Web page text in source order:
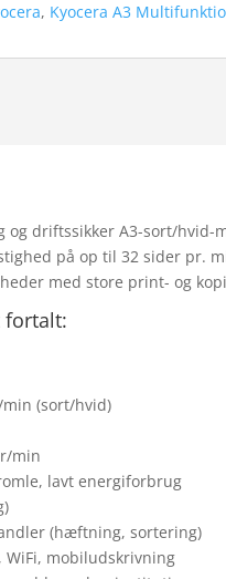
, Kyocera A3
og driftssikker A3-sort/
på op til 32 sider pr.
med store print- og
fortalt:
(sort/hvid)
min
lavt energiforbrug
(hæftning, sortering)
WiFi, mobiludskrivning